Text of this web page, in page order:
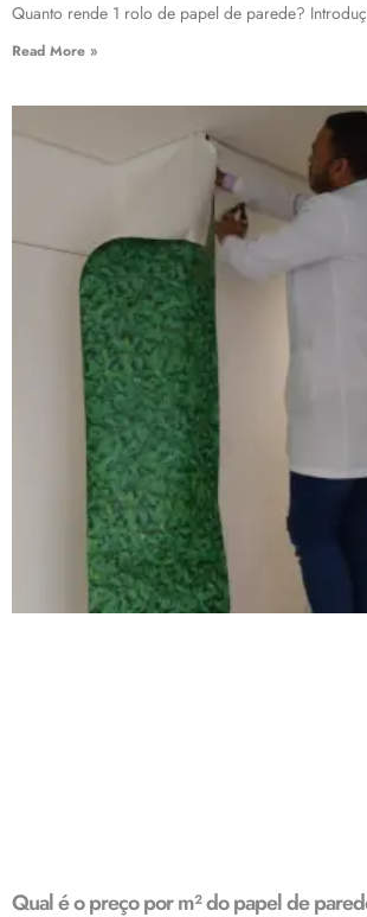
Quanto rende 1 rolo de papel de parede?
Read More »
Qual é o preço por m² do papel de